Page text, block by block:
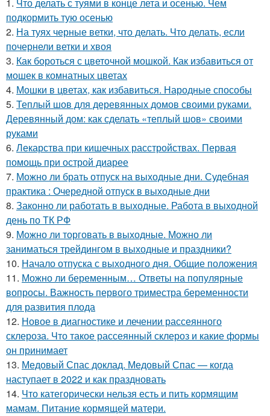
подкормить тую осенью
2. На туях черные ветки, что делать. Что делать, если
почернели ветки и хвоя
3. Как бороться с цветочной мошкой. Как избавиться от
мошек в комнатных цветах
4. Мошки в цветах, как избавиться. Народные способы
5. Теплый шов для деревянных домов своими руками.
Деревянный дом: как сделать «теплый шов» своими
руками
6. Лекарства при кишечных расстройствах. Первая
помощь при острой диарее
7. Можно ли брать отпуск на выходные дни. Судебная
практика : Очередной отпуск в выходные дни
8. Законно ли работать в выходные. Работа в выходной
день по ТК РФ
9. Можно ли торговать в выходные. Можно ли
заниматься трейдингом в выходные и праздники?
10. Начало отпуска с выходного дня. Общие положения
11. Можно ли беременным… Ответы на популярные
вопросы. Важность первого триместра беременности
для развития плода
12. Новое в диагностике и лечении рассеянного
склероза. Что такое рассеянный склероз и какие формы
он принимает
13. Медовый Спас доклад. Медовый Спас — когда
наступает в 2022 и как праздновать
14. Что категорически нельзя есть и пить кормящим
мамам. Питание кормящей матери.